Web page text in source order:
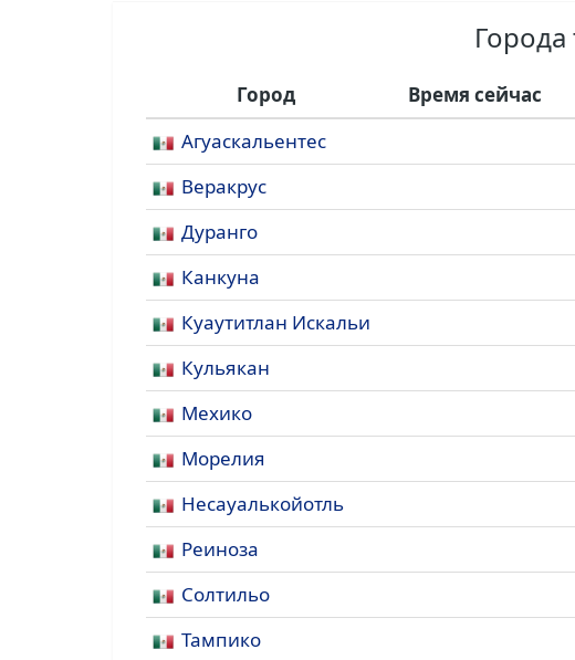
Город Время сейчас
Агуаскальентес
Веракрус
Дуранго
Канкуна
Куаутитлан Искальи
Кульякан
Мехико
Морелия
Несауалькойотль
Реиноза
Солтильо
Тампико